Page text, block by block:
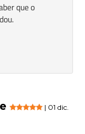
que o
| 01 dic.